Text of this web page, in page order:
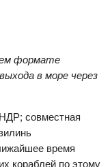
формате
в море через
совместная
время
кораблей по этому